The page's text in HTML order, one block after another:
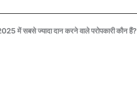
में सबसे ज्यादा दान करने वाले परोपकारी कौन हैं?